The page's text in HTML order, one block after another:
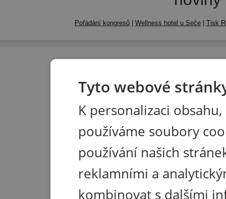
Pořádání kongresů | Wellness hotel u Seče | Tisk
Tyto webové
K personalizaci
používáme soubory
používání našich
reklamními a
kombinovat s dalšími